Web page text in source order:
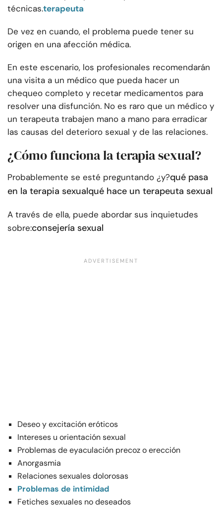
técnicas.terapeuta
De vez en cuando, el problema puede tener su
origen en una afección médica.
En este escenario, los profesionales recomendarán
una visita a un médico que pueda hacer un
chequeo completo y recetar medicamentos para
resolver una disfunción. No es raro que un médico y
un terapeuta trabajen mano a mano para erradicar
las causas del deterioro sexual y de las relaciones.
¿Cómo funciona la terapia sexual?
Probablemente se esté preguntando ¿y?qué pasa
en la terapia sexualqué hace un terapeuta sexual
A través de ella, puede abordar sus inquietudes
sobre:consejería sexual
Deseo y excitación eróticos
Intereses u orientación sexual
Problemas de eyaculación precoz o erección
Anorgasmia
Relaciones sexuales dolorosas
Problemas de intimidad
Fetiches sexuales no deseados